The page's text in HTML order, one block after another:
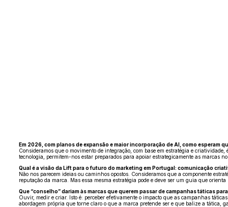
Em 2026, com planos de expansão e maior incorporação de AI, como esperam
Consideramos que o movimento de integração, com base em estratégia e
tecnologia, permitem-nos estar preparados para apoiar estrategicamente as marcas
Qual é a visão da Lift para o futuro do marketing em Portugal: comunicação
Não nos parecem ideias ou caminhos opostos. Consideramos que a componente
reputação da marca. Mas essa mesma estratégia pode e deve ser um guia que
Que “conselho” dariam às marcas que querem passar de campanhas táticas
Ouvir, medir e criar. Isto é: perceber efetivamente o impacto que as campanhas
abordagem própria que torne claro o que a marca pretende ser e que balize a tática,